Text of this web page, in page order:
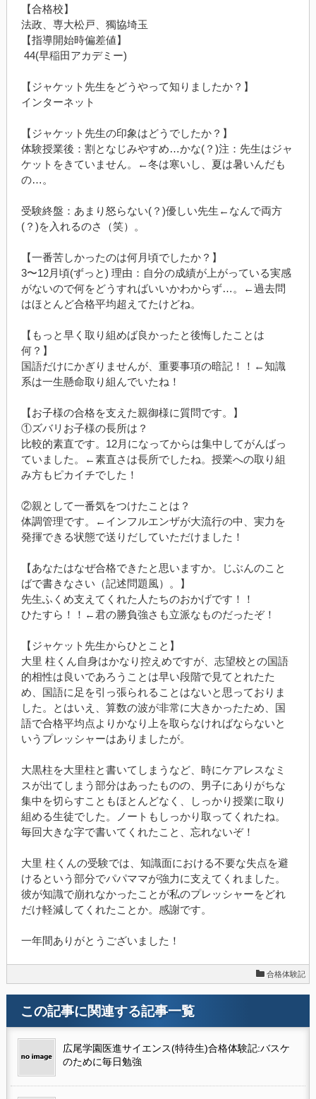
【合格校】
法政、専大松戸、獨協埼玉
【指導開始時偏差値】
44(早稲田アカデミー)
【ジャケット先生をどうやって知りましたか？】
インターネット
【ジャケット先生の印象はどうでしたか？】
体験授業後：割となじみやすめ…かな(？ )注：先生はジャ
ケットをきていません。
←冬は寒いし、夏は暑いんだも
の… 。
受験終盤：あまり怒らない(？ )優しい先生 ← なんで両方
(？ )を入れるのさ（笑）。
【一番苦しかったのは何月頃でしたか？】
3〜12月頃(ずっと) 理由：自分の成績が上がっている実感
がないので何をどうすればいいかわからず… 。 ←過去問
はほとんど合格平均超えてたけどね。
【もっと早く取り組めば良かったと後悔したことは
何？】
国語だけにかぎりませんが、重要事項の暗記！！ ←知識
系は一生懸命取り組んでいたね！
【お子様の合格を支えた親御様に質問です。】
①ズバリお子様の長所は？
比較的素直です。 12月になってからは集中してがんばっ
ていました。
←素直さは長所でしたね。授業への取り組
み方もピカイチでした！
②親として一番気をつけたことは？
体調管理です。
← インフルエンザが大流行の中、実力を
発揮できる状態で送りだしていただけました！
【あなたはなぜ合格できたと思いますか。じぶんのこと
ばで書きなさい（記述問題風）。】
先生ふくめ支えてくれた人たちのおかげです！！
ひたすら！！ ←君の勝負強さも立派なものだったぞ！
【ジャケット先生からひとこと】
大里 柱くん自身はかなり控えめですが、志望校との国語
的相性は良いであろうことは早い段階で見てとれたた
め、国語に足を引っ張られることはないと思っておりま
した。とはいえ、算数の波が非常に大きかったため、国
語で合格平均点よりかなり上を取らなければならないと
いうプレッシャーはありましたが。
大黒柱を大里柱と書いてしまうなど、時にケアレスなミ
スが出てしまう部分はあったものの、男子にありがちな
集中を切らすこともほとんどなく、しっかり授業に取り
組める生徒でした。ノートもしっかり取ってくれたね。
毎回大きな字で書いてくれたこと、忘れないぞ！
大里 柱くんの受験では、知識面における不要な失点を避
けるという部分でパパママが強力に支えてくれました。
彼が知識で崩れなかったことが私のプレッシャーをどれ
だけ軽減してくれたことか。感謝です。
一年間ありがとうございました！
合格体験記
この記事に関連する記事一覧
広尾学園医進サイエンス(特待生)合格体験記:バスケ
のために毎日勉強